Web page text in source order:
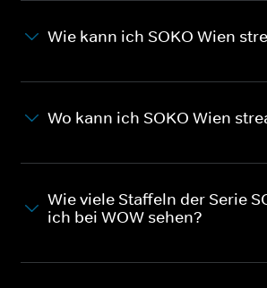
Wie kann ich SOKO Wien
Wo kann ich SOKO Wien
Wie viele Staffeln der Serie
ich bei WOW sehen?